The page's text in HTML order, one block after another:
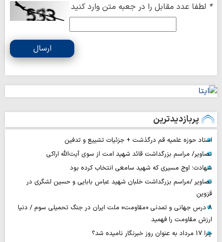
* لطفا عدد مقابل را در جعبه متن وارد کنید
ارسال
پربازدیدترین
استاد حوزه علمیه قم درگذشت + جزئیات تشییع و تدفین
تصاویر/ مراسم بزرگداشت قائد شهید امت از سوی آیت‌الله اراکی
شهادت؛ اوج مسیری که شهید سامعی انتخاب کرده بود
تصاویر /مراسم بزرگداشت خلبان شهید عباس بابایی و حسین لشگری در
قزوین
۸ درس جهانی و تمدنی «مقاومت» ملت ایران در جنگ تحمیلی سوم / دنیا
ارزش مقاومت را فهمید
چرا 17 مرداد به عنوان روز خبرنگار نامیده شد؟